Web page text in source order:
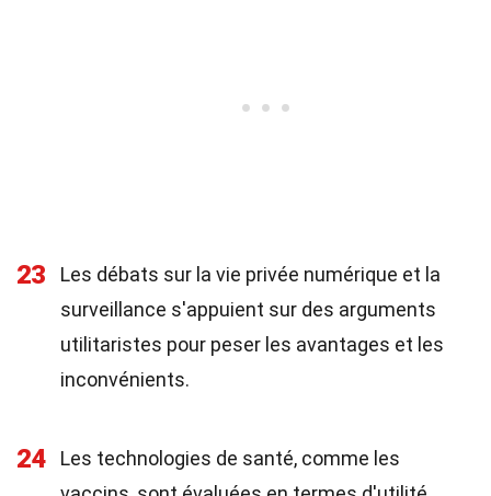
23
Les débats sur la vie privée numérique et la
surveillance s'appuient sur des arguments
utilitaristes pour peser les avantages et les
inconvénients.
24
Les technologies de santé, comme les